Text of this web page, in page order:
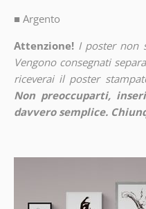
■ Argento
Attenzione! I poster non
Vengono consegnati
riceverai il poster
Non preoccuparti,
davvero semplice.